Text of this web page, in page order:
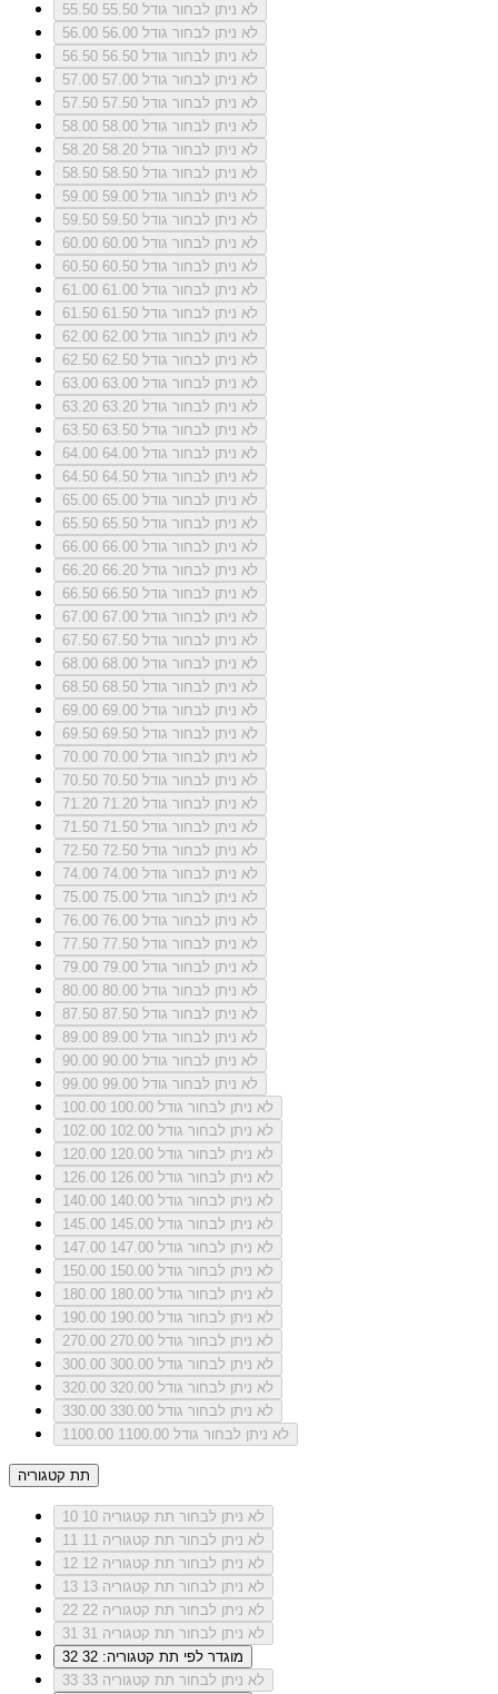
55.50
לא ניתן לבחור גודל 55.50
56.00
לא ניתן לבחור גודל 56.00
56.50
לא ניתן לבחור גודל 56.50
57.00
לא ניתן לבחור גודל 57.00
57.50
לא ניתן לבחור גודל 57.50
58.00
לא ניתן לבחור גודל 58.00
58.20
לא ניתן לבחור גודל 58.20
58.50
לא ניתן לבחור גודל 58.50
59.00
לא ניתן לבחור גודל 59.00
59.50
לא ניתן לבחור גודל 59.50
60.00
לא ניתן לבחור גודל 60.00
60.50
לא ניתן לבחור גודל 60.50
61.00
לא ניתן לבחור גודל 61.00
61.50
לא ניתן לבחור גודל 61.50
62.00
לא ניתן לבחור גודל 62.00
62.50
לא ניתן לבחור גודל 62.50
63.00
לא ניתן לבחור גודל 63.00
63.20
לא ניתן לבחור גודל 63.20
63.50
לא ניתן לבחור גודל 63.50
64.00
לא ניתן לבחור גודל 64.00
64.50
לא ניתן לבחור גודל 64.50
65.00
לא ניתן לבחור גודל 65.00
65.50
לא ניתן לבחור גודל 65.50
66.00
לא ניתן לבחור גודל 66.00
66.20
לא ניתן לבחור גודל 66.20
66.50
לא ניתן לבחור גודל 66.50
67.00
לא ניתן לבחור גודל 67.00
67.50
לא ניתן לבחור גודל 67.50
68.00
לא ניתן לבחור גודל 68.00
68.50
לא ניתן לבחור גודל 68.50
69.00
לא ניתן לבחור גודל 69.00
69.50
לא ניתן לבחור גודל 69.50
70.00
לא ניתן לבחור גודל 70.00
70.50
לא ניתן לבחור גודל 70.50
71.20
לא ניתן לבחור גודל 71.20
71.50
לא ניתן לבחור גודל 71.50
72.50
לא ניתן לבחור גודל 72.50
74.00
לא ניתן לבחור גודל 74.00
75.00
לא ניתן לבחור גודל 75.00
76.00
לא ניתן לבחור גודל 76.00
77.50
לא ניתן לבחור גודל 77.50
79.00
לא ניתן לבחור גודל 79.00
80.00
לא ניתן לבחור גודל 80.00
87.50
לא ניתן לבחור גודל 87.50
89.00
לא ניתן לבחור גודל 89.00
90.00
לא ניתן לבחור גודל 90.00
99.00
לא ניתן לבחור גודל 99.00
100.00
לא ניתן לבחור גודל 100.00
102.00
לא ניתן לבחור גודל 102.00
120.00
לא ניתן לבחור גודל 120.00
126.00
לא ניתן לבחור גודל 126.00
140.00
לא ניתן לבחור גודל 140.00
145.00
לא ניתן לבחור גודל 145.00
147.00
לא ניתן לבחור גודל 147.00
150.00
לא ניתן לבחור גודל 150.00
180.00
לא ניתן לבחור גודל 180.00
190.00
לא ניתן לבחור גודל 190.00
270.00
לא ניתן לבחור גודל 270.00
300.00
לא ניתן לבחור גודל 300.00
320.00
לא ניתן לבחור גודל 320.00
330.00
לא ניתן לבחור גודל 330.00
1100.00
לא ניתן לבחור גודל 1100.00
תת קטגוריה
10
לא ניתן לבחור תת קטגוריה 10
11
לא ניתן לבחור תת קטגוריה 11
12
לא ניתן לבחור תת קטגוריה 12
13
לא ניתן לבחור תת קטגוריה 13
22
לא ניתן לבחור תת קטגוריה 22
31
לא ניתן לבחור תת קטגוריה 31
32
מוגדר לפי תת קטגוריה: 32
33
לא ניתן לבחור תת קטגוריה 33